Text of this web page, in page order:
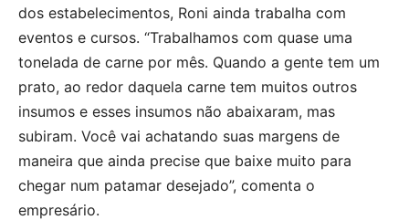
dos estabelecimentos, Roni ainda trabalha com
eventos e cursos. “Trabalhamos com quase uma
tonelada de carne por mês. Quando a gente tem um
prato, ao redor daquela carne tem muitos outros
insumos e esses insumos não abaixaram, mas
subiram. Você vai achatando suas margens de
maneira que ainda precise que baixe muito para
chegar num patamar desejado”, comenta o
empresário.